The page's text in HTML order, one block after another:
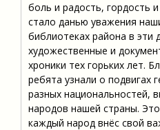
боль и радость, гордость
стало данью уважения
библиотеках района в
художественные и
хроники тех горьких лет.
ребята узнали о подвигах
разных национальностей,
народов нашей страны.
каждый народ внёс свой